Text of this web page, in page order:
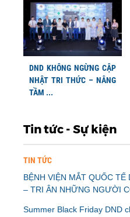
DND KHÔNG NGỪNG CẬP
NHẬT TRI THỨC – NÂNG
TẦM ...
Tin tức - Sự kiện
TIN TỨC
BỆNH VIỆN MẮT QUỐC TẾ
– TRI ÂN NHỮNG NGƯỜI
Summer Black Friday DND